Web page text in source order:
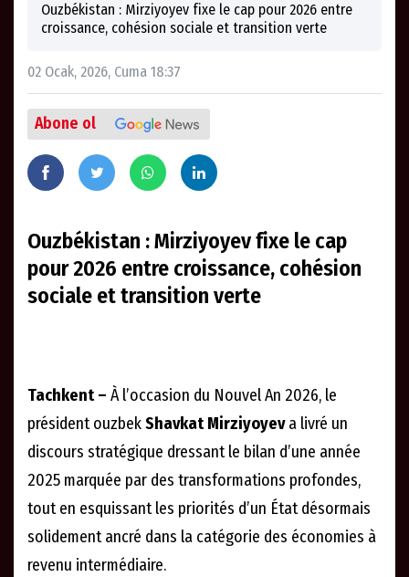
Ouzbékistan : Mirziyoyev fixe le cap pour 2026 entre
croissance, cohésion sociale et transition verte
02 Ocak, 2026, Cuma 18:37
Abone ol
Ouzbékistan : Mirziyoyev fixe le cap
pour 2026 entre croissance, cohésion
sociale et transition verte
Tachkent – À l’occasion du Nouvel An 2026, le
président ouzbekShavkat Mirziyoyeva livré un
discours stratégique dressant le bilan d’une année
2025 marquée par des transformations profondes,
tout en esquissant les priorités d’un État désormais
solidement ancré dans la catégorie des économies à
revenu intermédiaire.